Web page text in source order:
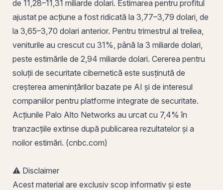
de 11,28–11,31 miliarde dolari. Estimarea pentru profitul
ajustat pe acțiune a fost ridicată la 3,77–3,79 dolari, de
la 3,65–3,70 dolari anterior. Pentru trimestrul al treilea,
veniturile au crescut cu 31%, până la 3 miliarde dolari,
peste estimările de 2,94 miliarde dolari. Cererea pentru
soluții de securitate cibernetică este susținută de
creșterea amenințărilor bazate pe AI și de interesul
companiilor pentru platforme integrate de securitate.
Acțiunile Palo Alto Networks au urcat cu 7,4% în
tranzacțiile extinse după publicarea rezultatelor și a
noilor estimări. (cnbc.com)
⚠️ Disclaimer
Acest material are exclusiv scop informativ și este